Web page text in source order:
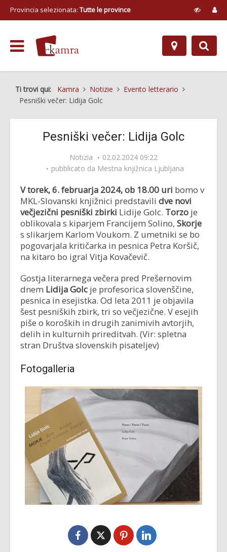
Provincia selezionata: Tutte le province
Ti trovi qui: Kamra Notizie
Evento letterario
Pesniški večer: Lidija Golc
Pesniški večer: Lidija Golc
Notizia
02.02.2024 09:22
pubblicato da Mestna knjižnica Ljubljana
V torek, 6. februarja 2024, ob 18.00 uri bomo v
MKL-Slovanski knjižnici predstavili dve novi
večjezični pesniški zbirki Lidije Golc. Torzo je
oblikovala s kiparjem Francijem Solino, Skorje
s slikarjem Karlom Voukom. Z umetniki se bo
pogovarjala kritičarka in pesnica Petra Koršič,
na kitaro bo igral Vitja Kovačevič.
Gostja literarnega večera pred Prešernovim
dnem Lidija Golc je profesorica slovenščine,
pesnica in esejistka. Od leta 2011 je objavila
šest pesniških zbirk, tri so večjezične. V esejih
piše o koroških in drugih zanimivih avtorjih,
delih in kulturnih prireditvah. (Vir: spletna
stran Društva slovenskih pisateljev)
Fotogalleria